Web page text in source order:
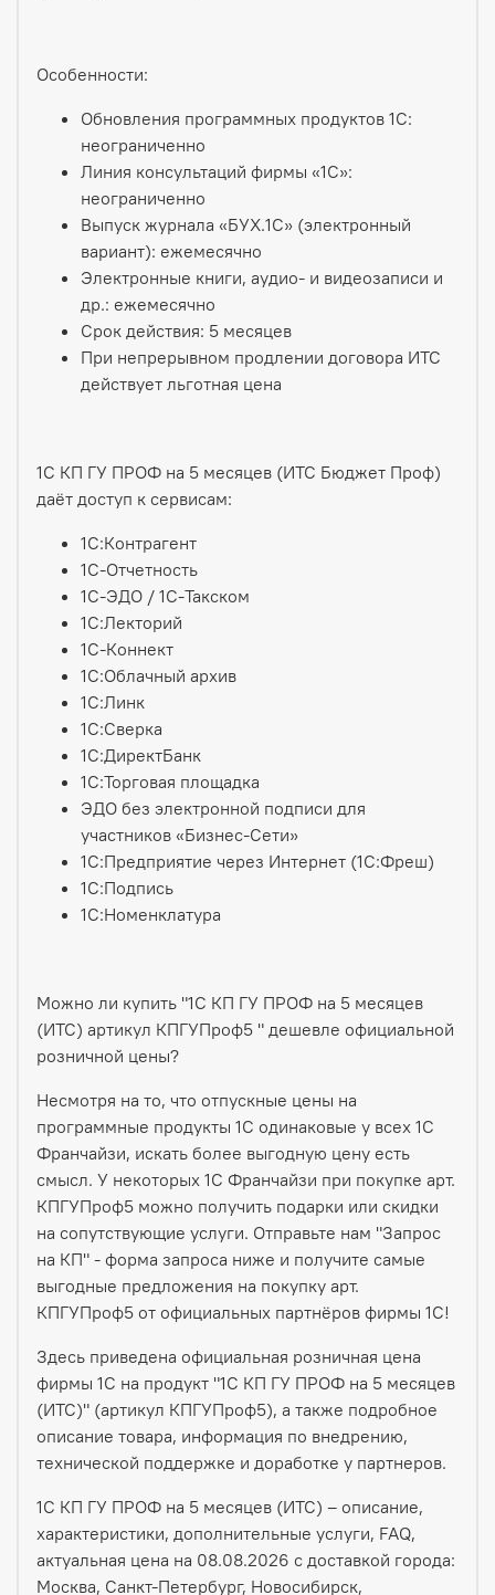
Особенности:
Обновления программных продуктов 1С:
неограниченно
Линия консультаций фирмы «1С»:
неограниченно
Выпуск журнала «БУХ.1С» (электронный
вариант): ежемесячно
Электронные книги, аудио- и видеозаписи и
др.: ежемесячно
Срок действия: 5 месяцев
При непрерывном продлении договора ИТС
действует льготная цена
1С КП ГУ ПРОФ на 5 месяцев (ИТС Бюджет Проф)
даёт доступ к сервисам:
1С:Контрагент
1С-Отчетность
1С-ЭДО / 1С-Такском
1С:Лекторий
1С-Коннект
1С:Облачный архив
1С:Линк
1С:Сверка
1С:ДиректБанк
1С:Торговая площадка
ЭДО без электронной подписи для
участников «Бизнес-Сети»
1С:Предприятие через Интернет (1С:Фреш)
1С:Подпись
1С:Номенклатура
Можно ли купить "1С КП ГУ ПРОФ на 5 месяцев
(ИТС) артикул КПГУПроф5 " дешевле официальной
розничной цены?
Несмотря на то, что отпускные цены на
программные продукты 1С одинаковые у всех 1С
Франчайзи, искать более выгодную цену есть
смысл. У некоторых 1С Франчайзи при покупке арт.
КПГУПроф5 можно получить подарки или скидки
на сопутствующие услуги. Отправьте нам "Запрос
на КП" - форма запроса ниже и получите самые
выгодные предложения на покупку арт.
КПГУПроф5 от официальных партнёров фирмы 1С!
Здесь приведена официальная розничная цена
фирмы 1С на продукт "1С КП ГУ ПРОФ на 5 месяцев
(ИТС)" (артикул КПГУПроф5), а также подробное
описание товара, информация по внедрению,
технической поддержке и доработке у партнеров.
1С КП ГУ ПРОФ на 5 месяцев (ИТС) – описание,
характеристики, дополнительные услуги, FAQ,
актуальная цена на 08.08.2026 с доставкой города:
Москва, Санкт-Петербург, Новосибирск,